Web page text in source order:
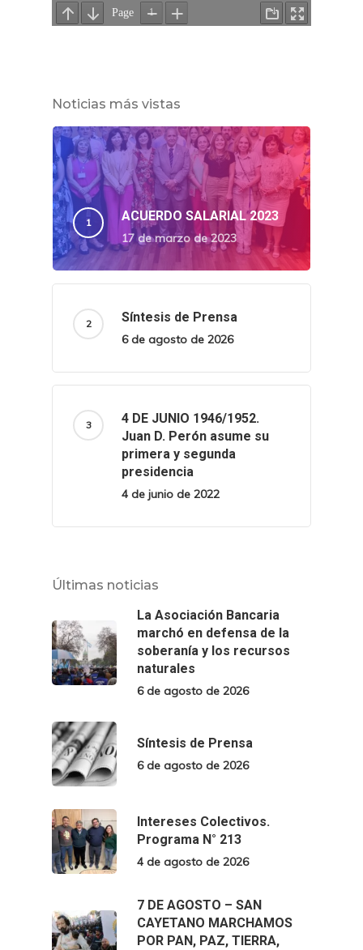
Noticias más vistas
ACUERDO SALARIAL 2023
17 de marzo de 2023
Síntesis de Prensa
6 de agosto de 2026
4 DE JUNIO 1946/1952.
Juan D. Perón asume su
primera y segunda
presidencia
4 de junio de 2022
Últimas noticias
La Asociación Bancaria
marchó en defensa de la
soberanía y los recursos
naturales
6 de agosto de 2026
Síntesis de Prensa
6 de agosto de 2026
Intereses Colectivos.
Programa N° 213
4 de agosto de 2026
7 DE AGOSTO – SAN
CAYETANO MARCHAMOS
POR PAN, PAZ, TIERRA,